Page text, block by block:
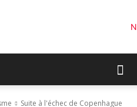
Suite à l'échec de Copenhague